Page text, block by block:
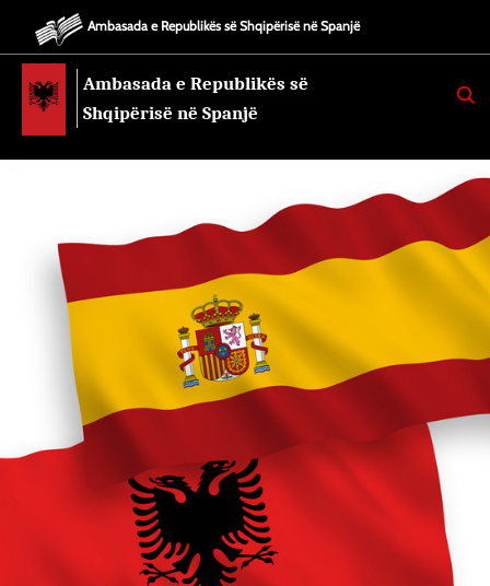
Ambasada e Republikës së Shqipërisë në Spanjë
Ambasada e Republikës së
Shqipërisë në Spanjë
K
E